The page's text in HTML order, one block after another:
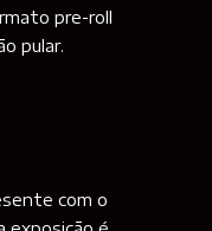
pre-roll
pular.
com o